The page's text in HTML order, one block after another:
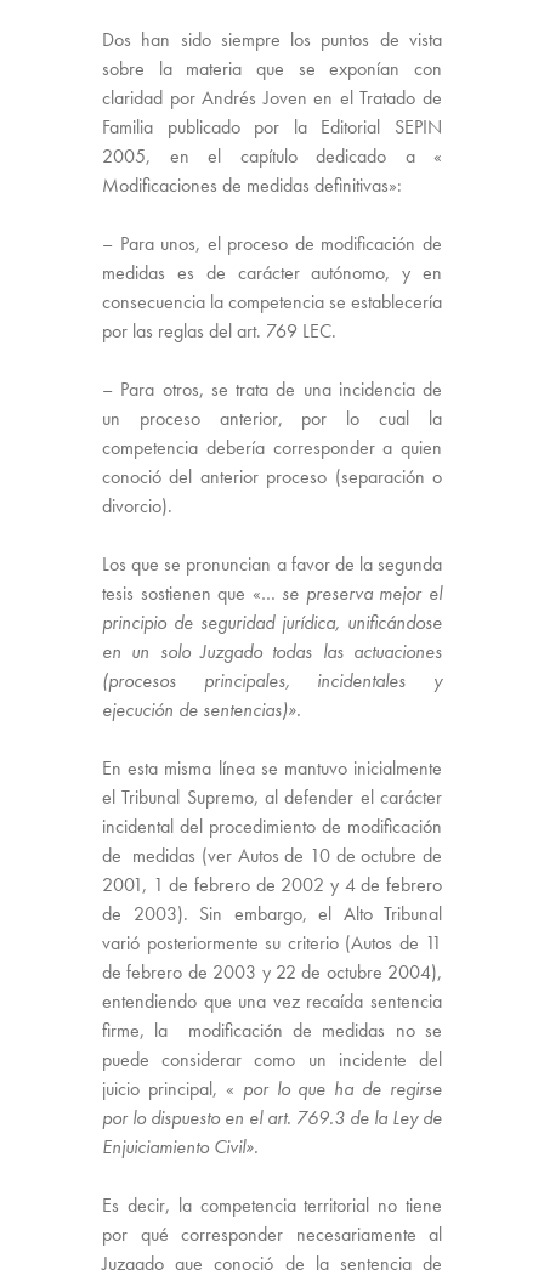
Dos han sido siempre los puntos de vista
sobre la materia que se exponían con
claridad por Andrés Joven en el Tratado de
Familia publicado por la Editorial SEPIN
2005, en el capítulo dedicado a «
Modificaciones de medidas definitivas»:
– Para unos, el proceso de modificación de
medidas es de carácter autónomo, y en
consecuencia lacompetenciase establecería
por las reglas del art. 769 LEC.
– Para otros, se trata de una incidencia de
un proceso anterior, por lo cual la
competencia debería corresponder a quien
conoció del anterior proceso (separación o
divorcio).
Los que se pronuncian a favor de la segunda
tesis sostienen que «… se preserva mejor el
principio de seguridad jurídica, unificándose
en un solo Juzgado todas las actuaciones
(procesos principales, incidentales y
ejecución de sentencias)».
En esta misma línea se mantuvo inicialmente
el Tribunal Supremo, al defender el carácter
incidental del procedimiento de modificación
de medidas (ver Autos de 10 de octubre de
2001, 1 de febrero de 2002 y 4 de febrero
de 2003). Sin embargo, el Alto Tribunal
varió posteriormente su criterio (Autos de 11
de febrero de 2003 y 22 de octubre 2004),
entendiendo que una vez recaída sentencia
firme, la modificación de medidas no se
puede considerar como un incidente del
juicio principal, « por lo que ha de regirse
por lo dispuesto en el art. 769.3 de la Ley de
Enjuiciamiento Civil».
Es decir, la competenciaterritorial no tiene
por qué corresponder necesariamente al
Juzgado que conoció de la sentencia de